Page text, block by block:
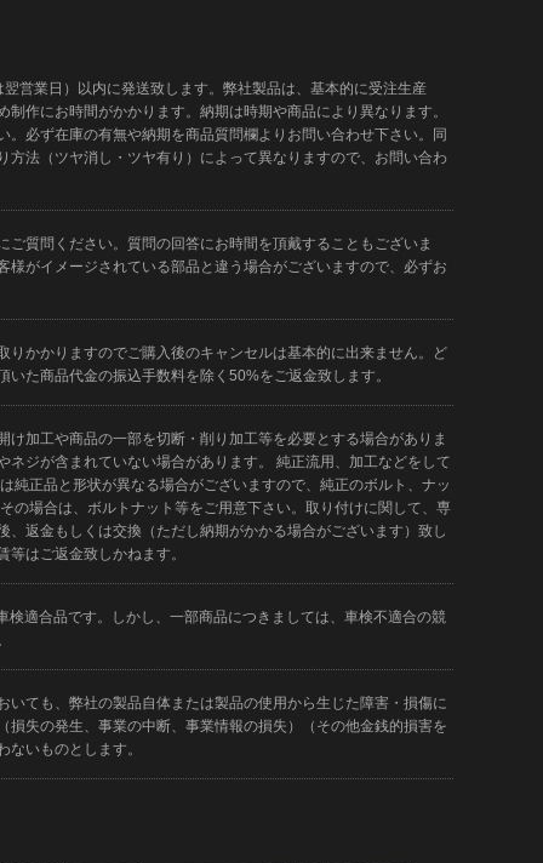
営業日）以内に発送致します。弊社製品は、基本的に受注生産
作にお時間がかかります。納期は時期や商品により異なります。
。必ず在庫の有無や納期を商品質問欄よりお問い合わせ下さい。同
方法（ツヤ消し・ツヤ有り）によって異なりますので、お問い合わ
質問ください。質問の回答にお時間を頂戴することもございま
様がイメージされている部品と違う場合がございますので、必ずお
りかかりますのでご購入後のキャンセルは基本的に出来ません。ど
た商品代金の振込手数料を除く50%をご返金致します。
加工や商品の一部を切断・削り加工等を必要とする場合がありま
ジが含まれていない場合があります。 純正流用、加工などをして
純正品と形状が異なる場合がございますので、純正のボルト、ナッ
の場合は、ボルトナット等をご用意下さい。取り付けに関して、専
返金もしくは交換（ただし納期がかかる場合がございます）致し
はご返金致しかねます。
適合品です。しかし、一部商品につきましては、車検不適合の競
いても、弊社の製品自体または製品の使用から生じた障害・損傷に
損失の発生、事業の中断、事業情報の損失）（その他金銭的損害を
ないものとします。